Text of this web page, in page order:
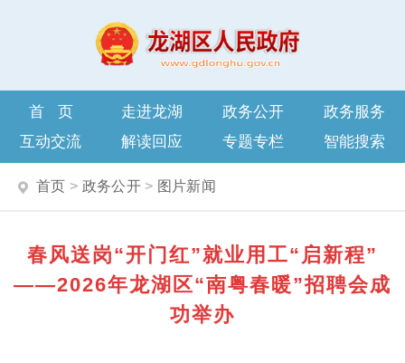
首页 走进龙湖 政务公开
政务服务
互动交流
解读回应 专题专栏 智能搜索
首页 > 政务公开> 图片新闻
春风送岗“开门红”就业用工“启新程”
——2026年龙湖区“南粤春暖”招聘会成
功举办